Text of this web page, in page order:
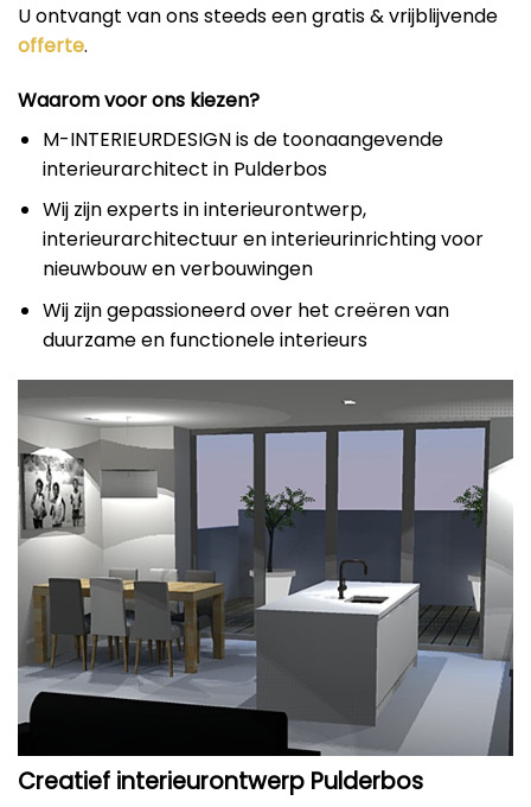
U ontvangt van ons steeds een gratis & vrijblijvende
offerte.
Waarom voor ons kiezen?
M-INTERIEURDESIGN is de toonaangevende
interieurarchitect in Pulderbos
Wij zijn experts in interieurontwerp,
interieurarchitectuur en interieurinrichting voor
nieuwbouw en verbouwingen
Wij zijn gepassioneerd over het creëren van
duurzame en functionele interieurs
Creatief interieurontwerp Pulderbos